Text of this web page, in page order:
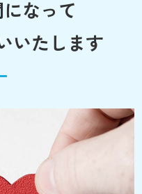
なって
いたします